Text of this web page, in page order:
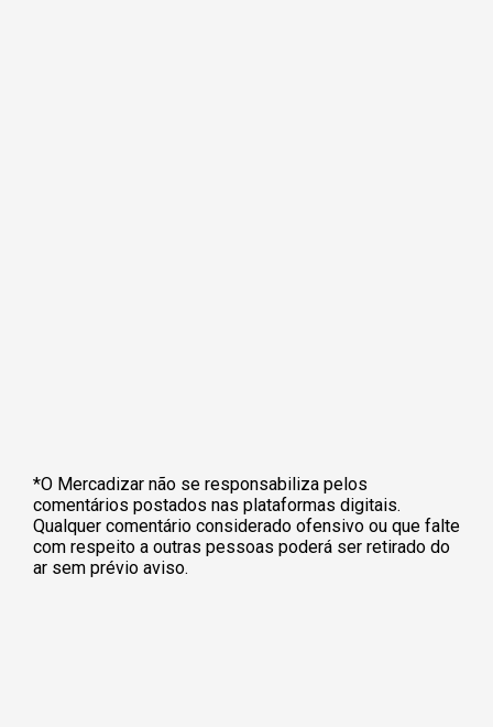
*O Mercadizar não se responsabiliza pelos
comentários postados nas plataformas digitais.
Qualquer comentário considerado ofensivo ou que falte
com respeito a outras pessoas poderá ser retirado do
ar sem prévio aviso.